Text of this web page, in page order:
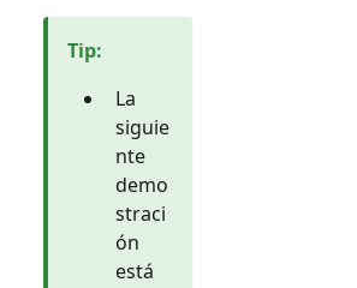
Tip:
La
siguie
nte
demo
straci
ón
está